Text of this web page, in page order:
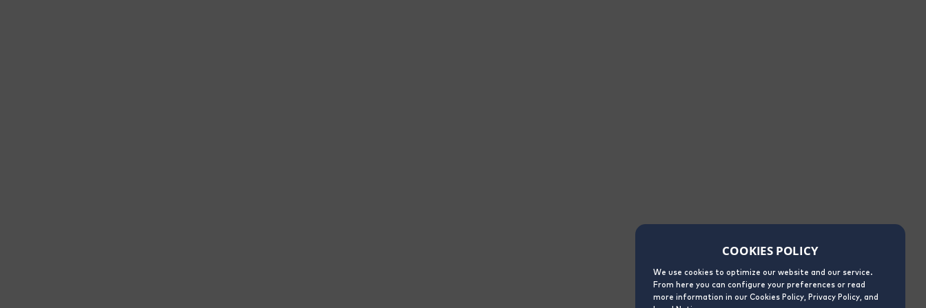
COOKIES POLICY
We use cookies to optimize our website and our service.
From here you can configure your preferences or read
more information in our Cookies Policy, Privacy Policy, and